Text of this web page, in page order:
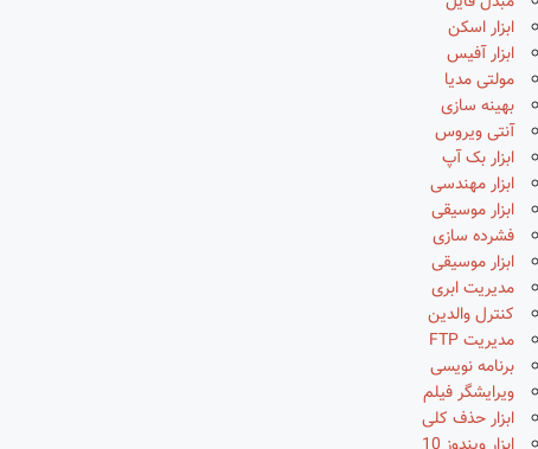
ابزار اسکن
ابزار آفیس
مولتی مدیا
بهینه سازی
آنتی ویروس
ابزار بک آپ
ابزار مهندسی
ابزار موسیقی
فشرده سازی
ابزار موسیقی
مدیریت ابری
کنترل والدین
مدیریت FTP
برنامه نویسی
ویرایشگر فیلم
ابزار حذف کلی